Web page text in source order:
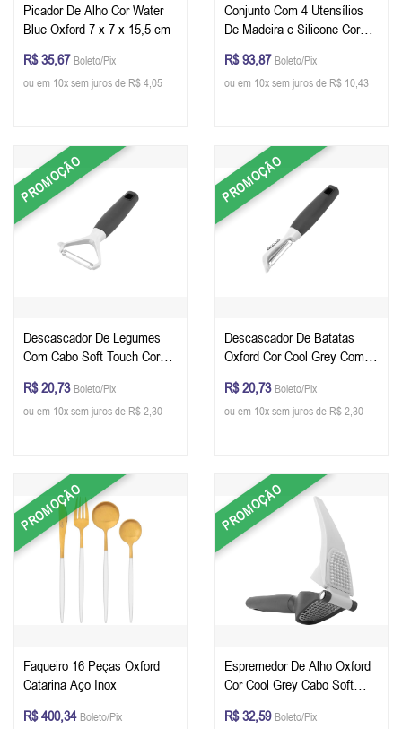
Picador De Alho Cor Water
Blue Oxford 7 x 7 x 15,5 cm
R$ 35,67 Boleto/Pix
ou em 10x sem juros de R$ 4,05
Conjunto Com 4 Utensílios
De Madeira e Silicone Cor
R$ 93,87 Boleto/Pix
ou em 10x sem juros de R$ 10,43
PROMOÇÃO
Descascador De Legumes
Com Cabo Soft Touch Cor
R$ 20,73 Boleto/Pix
ou em 10x sem juros de R$ 2,30
PROMOÇÃO
Descascador De Batatas
Oxford Cor Cool Grey Com
R$ 20,73 Boleto/Pix
ou em 10x sem juros de R$ 2,30
PROMOÇÃO
Faqueiro 16 Peças Oxford
Catarina Aço Inox
R$ 400,34 Boleto/Pix
PROMOÇÃO
Espremedor De Alho Oxford
Cor Cool Grey Cabo Soft
R$ 32,59 Boleto/Pix